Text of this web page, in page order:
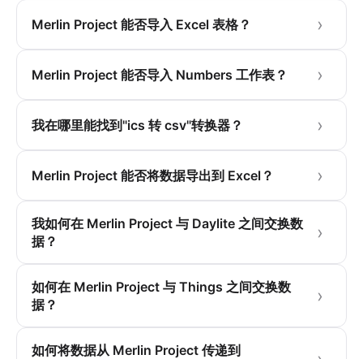
Merlin Project 能否导入 Excel 表格？
Merlin Project 能否导入 Numbers 工作表？
我在哪里能找到"ics 转 csv"转换器？
Merlin Project 能否将数据导出到 Excel？
我如何在 Merlin Project 与 Daylite 之间交换数
据？
如何在 Merlin Project 与 Things 之间交换数
据？
如何将数据从 Merlin Project 传递到